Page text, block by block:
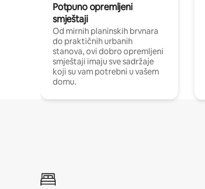
Potpuno opremljeni
smještaji
Od mirnih planinskih brvnara
do praktičnih urbanih
stanova, ovi dobro opremljeni
smještaji imaju sve sadržaje
koji su vam potrebni u vašem
domu.